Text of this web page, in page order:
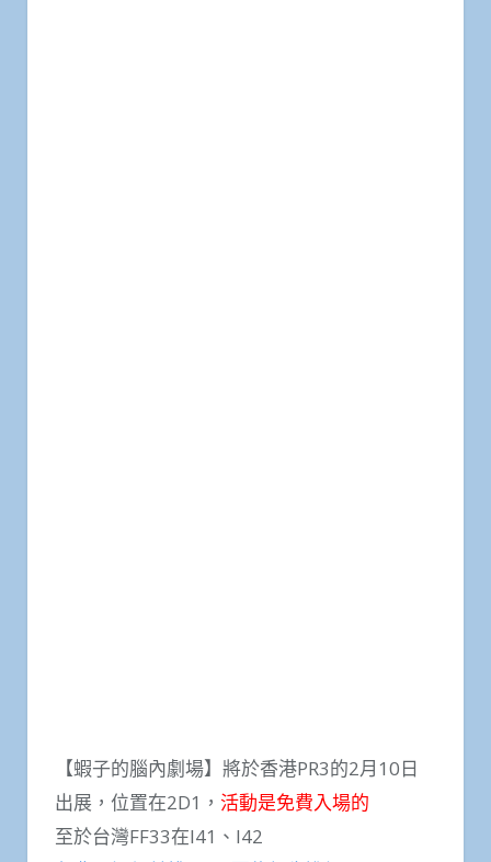
【蝦子的腦內劇場】將於香港PR3的2月10日
出展，位置在2D1， 活動是免費入場的
至於台灣FF33在I41、I42